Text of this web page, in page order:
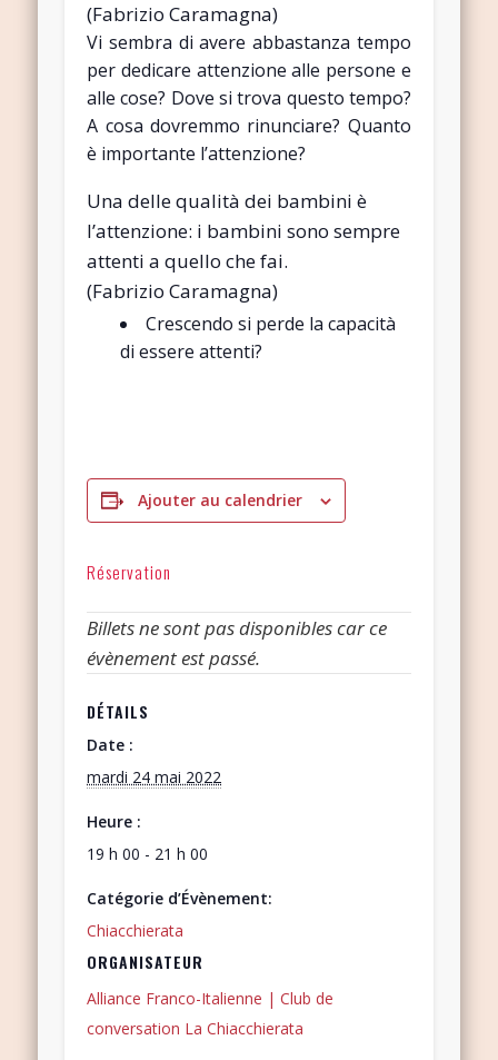
(Fabrizio Caramagna)
Vi sembra di avere abbastanza tempo
per dedicare attenzione alle persone e
alle cose? Dove si trova questo tempo?
A cosa dovremmo rinunciare? Quanto
è importante l’attenzione?
Una delle qualità dei bambini è
l’attenzione: i bambini sono sempre
attenti a quello che fai.
(Fabrizio Caramagna)
Crescendo si perde la capacità
di essere attenti?
Ajouter au calendrier
DÉTAILS
Date :
mardi 24 mai 2022
Heure :
19 h 00 - 21 h 00
Catégorie d’Évènement:
Chiacchierata
ORGANISATEUR
Alliance Franco-Italienne | Club de
conversation La Chiacchierata
Réservation
Billets ne sont pas disponibles car ce
évènement est passé.